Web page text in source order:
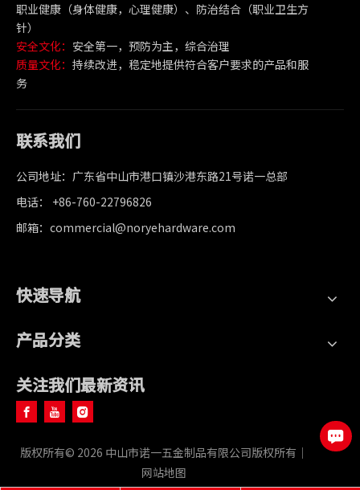
职业健康（身体健康，心理健康）、防治结合（职业卫生方
针）
安全文化： 安全第一，预防为主，综合治理
质量文化： 持续改进，稳定地提供符合客户要求的产品和服
务
联系我们
公司地址：广东省中山市港口镇沙港东路21号诺一总部
电话： +86-760-22796826
邮箱：commercial@noryehardware.com
快速导航
产品分类
关注我们最新资讯
版权所有© 2026 中山市诺一五金制品有限公司版权所有｜
网站地图